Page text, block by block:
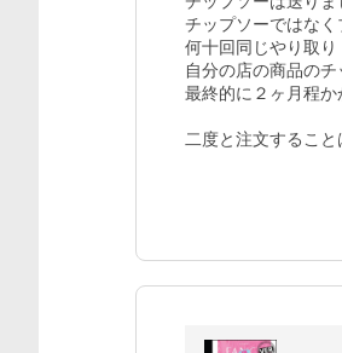
チップソーではなく
何十回同じやり取り
自分の店の商品の
最終的に２ヶ月程か
二度と注文するこ